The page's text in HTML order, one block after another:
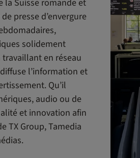
la Suisse romande et
presse d’envergure
solidement
en réseau
l’information et
Qu’il
audio ou de
et innovation afin
TX Group, Tamedia